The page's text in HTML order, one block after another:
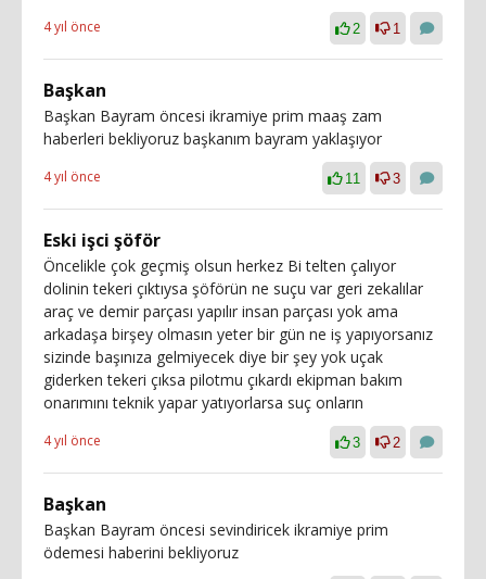
4 yıl önce 2 1
Başkan
Başkan Bayram öncesi ikramiye prim maaş zam
haberleri bekliyoruz başkanım bayram yaklaşıyor
4 yıl önce 11 3
Eski işci şöför
Öncelikle çok geçmiş olsun herkez Bi telten çalıyor
dolinin tekeri çıktıysa şöförün ne suçu var geri zekalılar
araç ve demir parçası yapılır insan parçası yok ama
arkadaşa birşey olmasın yeter bir gün ne iş yapıyorsanız
sizinde başınıza gelmiyecek diye bir şey yok uçak
giderken tekeri çıksa pilotmu çıkardı ekipman bakım
onarımını teknik yapar yatıyorlarsa suç onların
4 yıl önce 3 2
Başkan
Başkan Bayram öncesi sevindiricek ikramiye prim
ödemesi haberini bekliyoruz